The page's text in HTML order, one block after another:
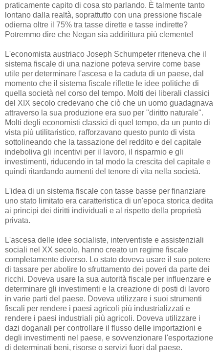
praticamente capito di cosa sto parlando. È talmente tanto
lontano dalla realtà, soprattutto con una pressione fiscale
odierna oltre il 75% tra tasse dirette e tasse indirette?
Potremmo dire che Negan sia addirittura più clemente!
L'economista austriaco Joseph Schumpeter riteneva che il
sistema fiscale di una nazione poteva servire come base
utile per determinare l'ascesa e la caduta di un paese, dal
momento che il sistema fiscale riflette le idee politiche di
quella società nel corso del tempo. Molti dei liberali classici
del XIX secolo credevano che ciò che un uomo guadagnava
attraverso la sua produzione era suo per "diritto naturale".
Molti degli economisti classici di quel tempo, da un punto di
vista più utilitaristico, rafforzavano questo punto di vista
sottolineando che la tassazione del reddito e del capitale
indeboliva gli incentivi per il lavoro, il risparmio e gli
investimenti, riducendo in tal modo la crescita del capitale e
quindi ritardando aumenti del tenore di vita nella società.
L'idea di un sistema fiscale con tasse basse per finanziare
uno stato limitato era caratteristica di un'epoca storica dedita
ai principi dei diritti individuali e al rispetto della proprietà
privata.
L'ascesa delle idee socialiste, interventiste e assistenziali
sociali nel XX secolo, hanno creato un regime fiscale
completamente diverso. Lo stato doveva usare il suo potere
di tassare per abolire lo sfruttamento dei poveri da parte dei
ricchi. Doveva usare la sua autorità fiscale per influenzare e
determinare gli investimenti e la creazione di posti di lavoro
in varie parti del paese. Doveva utilizzare i suoi strumenti
fiscali per rendere i paesi agricoli più industrializzati e
rendere i paesi industriali più agricoli. Doveva utilizzare i
dazi doganali per controllare il flusso delle importazioni e
degli investimenti nel paese, e sovvenzionare l'esportazione
di determinati beni, risorse o servizi fuori dal paese.